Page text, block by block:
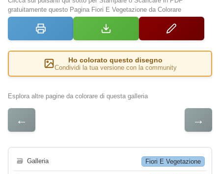
gratuitamente questo Pagina Fiori E Vegetazione da Colorare
Ho colorato questo disegno
Condividi la tua versione con la community
Esplora altre pagine da colorare di questa galleria
← →
🗃 Galleria Fiori E Vegetazione